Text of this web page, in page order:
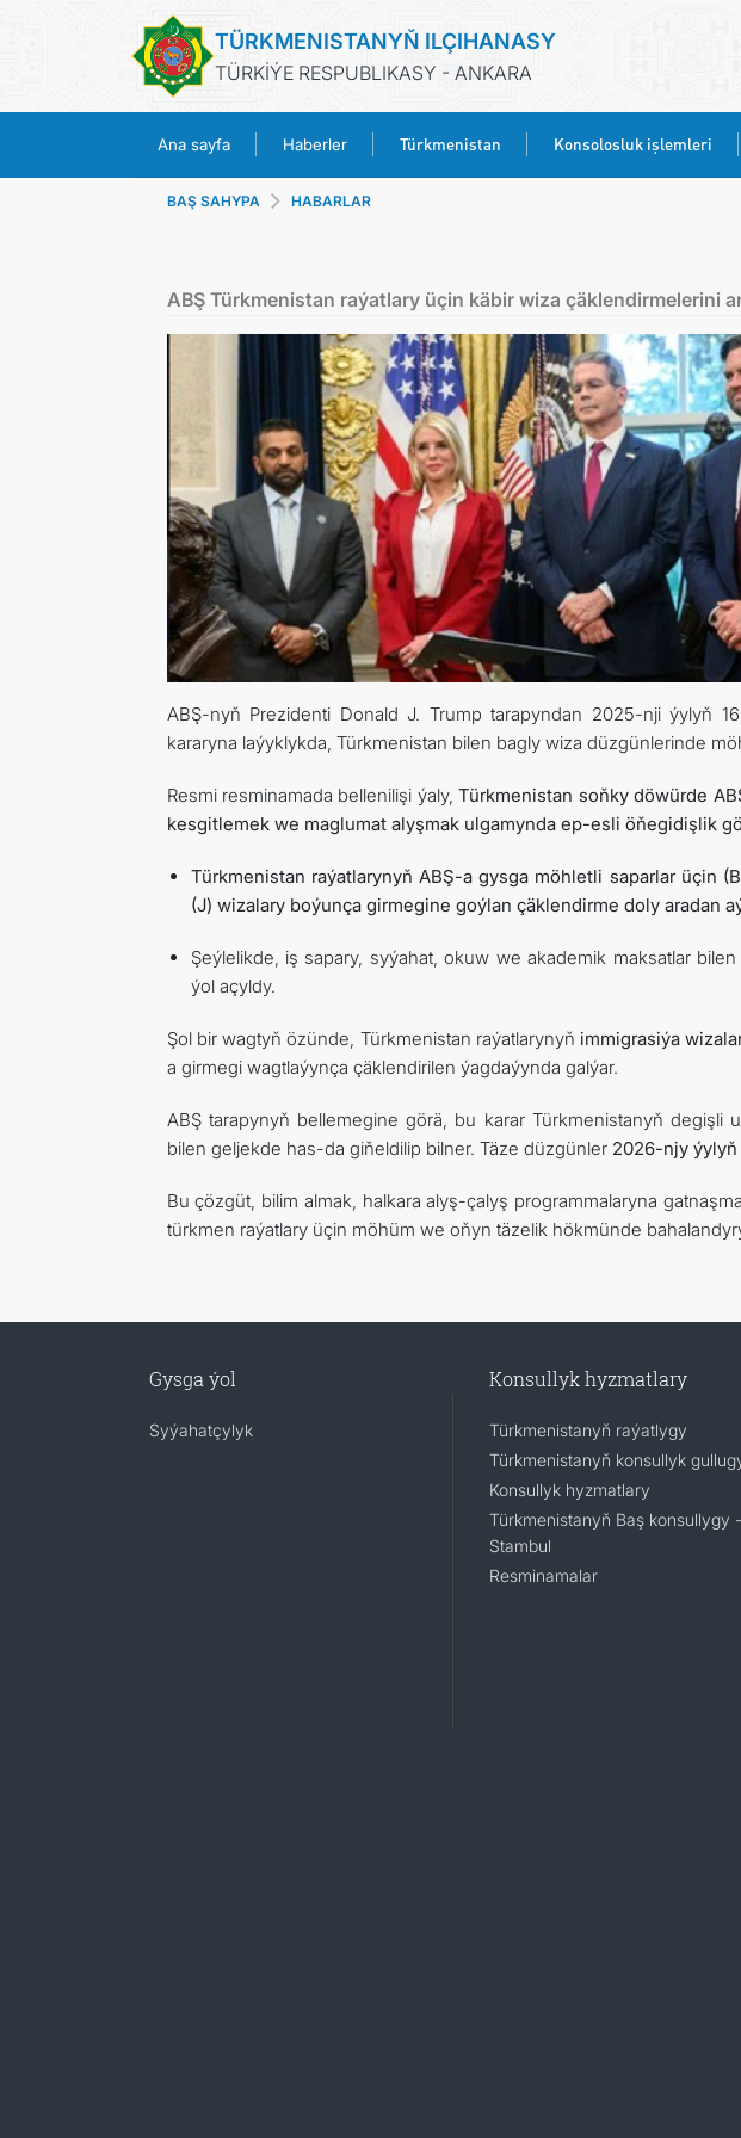
TÜRKMENISTANYŇ ILÇIHANASY
TÜRKİÝE RESPUBLIKASY - ANKARA
Ana sayfa Haberler Türkmenistan Konsolosluk işlemleri
BAŞ SAHYPA HABARLAR
ABŞ Türkmenistan raýatlary üçin käbir wiza çäklendirmelerini
ABŞ-nyň Prezidenti Donald J. Trump tarapyndan 2025-nji ýylyň
kararyna laýyklykda, Türkmenistan bilen bagly wiza düzgünlerinde
Resmi resminamada bellenilişi ýaly,Türkmenistan soňky döwürde
kesgitlemek we maglumat alyşmak ulgamynda ep-esli öňegidişlik
Türkmenistan raýatlarynyň ABŞ-a gysga möhletli saparlar üçin
(J) wizalary boýunça girmegine goýlan çäklendirme doly aradan
Şeýlelikde, iş sapary, syýahat, okuw we akademik maksatlar
ýol açyldy.
Şol bir wagtyň özünde, Türkmenistan raýatlarynyň immigrasiýa
a girmegi wagtlaýynça çäklendirilen ýagdaýynda galýar.
ABŞ tarapynyň bellemegine görä, bu karar Türkmenistanyň degişli
bilen geljekde has-da giňeldilip bilner. Täze düzgünler 2026-njy ýylyň
Bu çözgüt, bilim almak, halkara alyş-çalyş programmalaryna
türkmen raýatlary üçin möhüm we oňyn täzelik hökmünde
Gysga ýol
Syýahatçylyk
Konsullyk hyzmatlary
Türkmenistanyň raýatlygy
Türkmenistanyň konsullyk
Konsullyk hyzmatlary
Türkmenistanyň Baş konsullygy -
Stambul
Resminamalar